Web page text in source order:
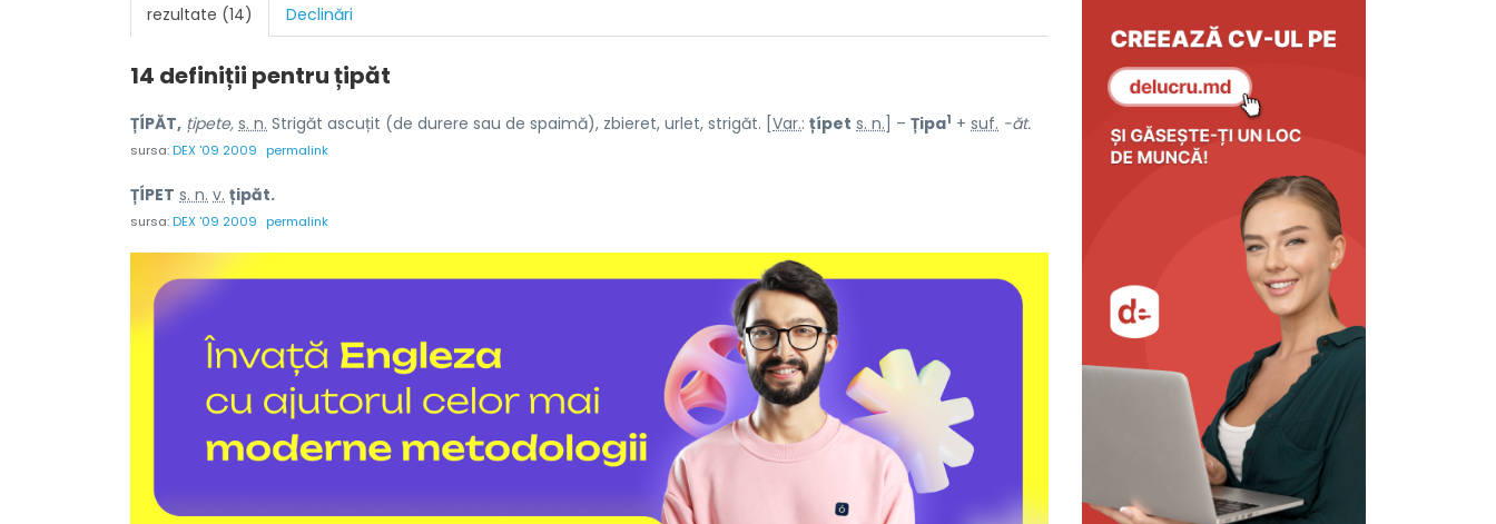
rezultate (14) Declinări
14 definiții pentruțipăt
ȚÍPĂT, țipete, s. n. Strigăt ascuțit (de durere sau de spaimă), zbieret, urlet, strigăt. [ Var.: țípet s. n. ] – Țipa1 + suf. -ăt.
sursa:DEX '09 2009 permalink
ȚÍPET s. n. v. țipăt.
sursa:DEX '09 2009 permalink